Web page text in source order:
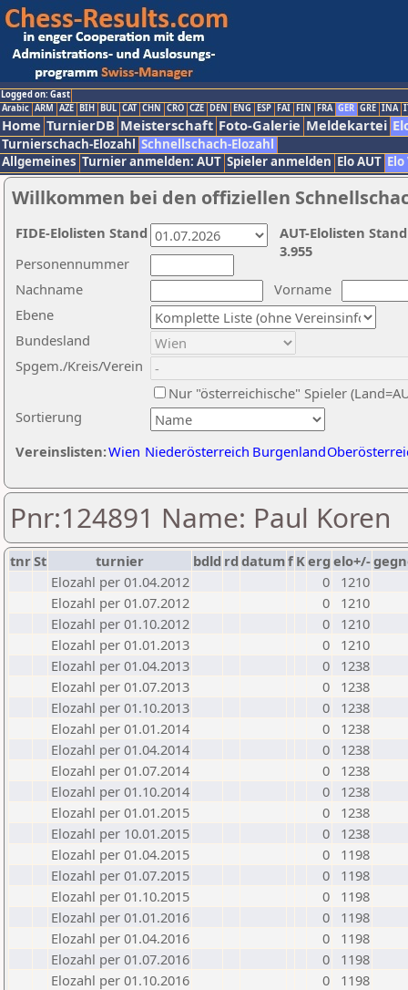
Logged on: Gast
Arabic ARM AZE BIH BUL CAT CHN CRO CZE DEN ENG ESP FAI FIN FRA GER GRE INA
Home TurnierDB Meisterschaft Foto-Galerie Meldekartei
Turnierschach-Elozahl Schnellschach-Elozahl
Allgemeines Turnier anmelden: AUT Spieler anmelden Elo AUT
Willkommen bei den offiziellen
Nachname
Vorname
Ebene
Sortierung
Personennummer
Bundesland
Spgem./Kreis/Verein
Nur "österreichische" Spieler
Vereinslisten:Wien Niederösterreich Burgenland
AUT-Elolisten
3.955
FIDE-Elolisten Stand
Pnr:124891 Name: Paul Koren
tnrSt turnier bdld rd datumf Kerg elo+/-
Elozahl per 01.04.2012
0
1210
Elozahl per 01.07.2012
0
1210
Elozahl per 01.10.2012
0
1210
Elozahl per 01.01.2013
0
1210
Elozahl per 01.04.2013
0
1238
Elozahl per 01.07.2013
0
1238
Elozahl per 01.10.2013
0
1238
Elozahl per 01.01.2014
0
1238
Elozahl per 01.04.2014
0
1238
Elozahl per 01.07.2014
0
1238
Elozahl per 01.10.2014
0
1238
Elozahl per 01.01.2015
0
1238
Elozahl per 10.01.2015
0
1238
Elozahl per 01.04.2015
0
1198
Elozahl per 01.07.2015
0
1198
Elozahl per 01.10.2015
0
1198
Elozahl per 01.01.2016
0
1198
Elozahl per 01.04.2016
0
1198
Elozahl per 01.07.2016
0
1198
Elozahl per 01.10.2016
0
1198